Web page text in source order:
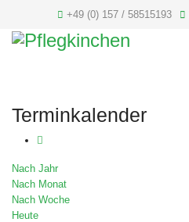
+49 (0) 157 / 58515193
Terminkalender
Nach Jahr
Nach Monat
Nach Woche
Heute